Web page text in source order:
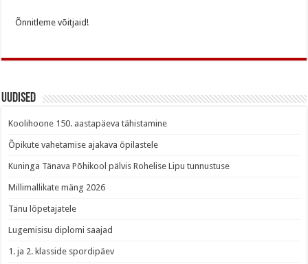
Õnnitleme võitjaid!
Uudised
Koolihoone 150. aastapäeva tähistamine
Õpikute vahetamise ajakava õpilastele
Kuninga Tänava Põhikool pälvis Rohelise Lipu tunnustuse
Millimallikate mäng 2026
Tänu lõpetajatele
Lugemisisu diplomi saajad
1. ja 2. klasside spordipäev